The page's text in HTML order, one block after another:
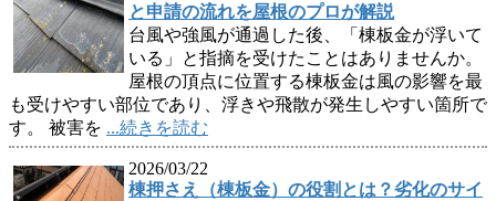
と申請の流れを屋根のプロが解説
台風や強風が通過した後、「棟板金が浮いて
いる」と指摘を受けたことはありませんか。
屋根の頂点に位置する棟板金は風の影響を最
も受けやすい部位であり、浮きや飛散が発生しやすい箇所で
す。 被害を ...続きを読む
2026/03/22
棟押さえ（棟板金）の役割とは？劣化のサイ